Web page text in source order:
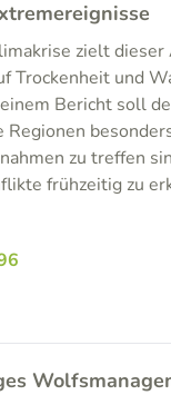
zielt dieser
Trockenheit und
Bericht soll
Regionen
zu treffen
frühzeitig zu